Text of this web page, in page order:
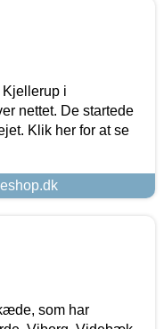
Kjellerup i
nettet. De startede
Klik her for at se
som har